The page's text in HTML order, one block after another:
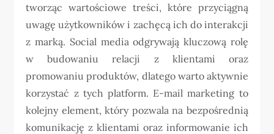
tworząc wartościowe treści, które przyciągną
uwagę użytkowników i zachęcą ich do interakcji
z marką. Social media odgrywają kluczową rolę
w budowaniu relacji z klientami oraz
promowaniu produktów, dlatego warto aktywnie
korzystać z tych platform. E-mail marketing to
kolejny element, który pozwala na bezpośrednią
komunikację z klientami oraz informowanie ich